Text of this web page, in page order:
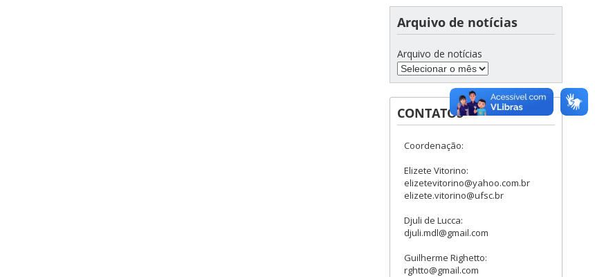
Arquivo de notícias
Arquivo de notícias
CONTATOS
Coordenação:
Elizete Vitorino:
elizetevitorino@yahoo.com.br
elizete.vitorino@ufsc.br
Djuli de Lucca:
djuli.mdl@gmail.com
Guilherme Righetto:
rghtto@gmail.com